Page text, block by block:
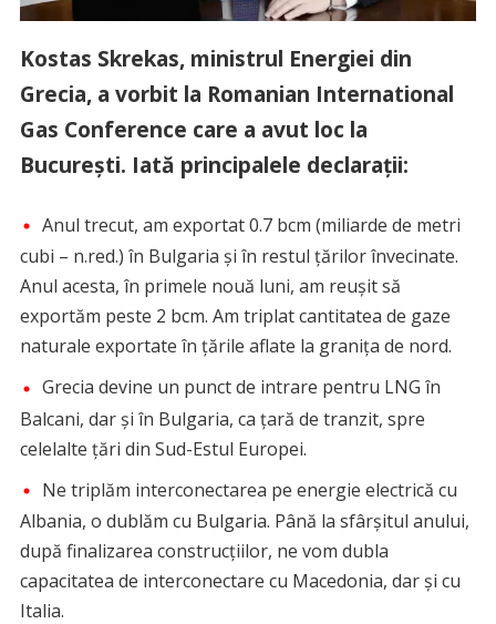
Kostas Skrekas, ministrul Energiei din
Grecia, a vorbit la Romanian International
Gas Conference care a avut loc la
București. Iată principalele declarații:
Anul trecut, am exportat 0.7 bcm (miliarde de metri
cubi – n.red.) în Bulgaria și în restul țărilor învecinate.
Anul acesta, în primele nouă luni, am reușit să
exportăm peste 2 bcm. Am triplat cantitatea de gaze
naturale exportate în țările aflate la granița de nord.
Grecia devine un punct de intrare pentru LNG în
Balcani, dar și în Bulgaria, ca țară de tranzit, spre
celelalte țări din Sud-Estul Europei.
Ne triplăm interconectarea pe energie electrică cu
Albania, o dublăm cu Bulgaria. Până la sfârșitul anului,
după finalizarea construcțiilor, ne vom dubla
capacitatea de interconectare cu Macedonia, dar și cu
Italia.